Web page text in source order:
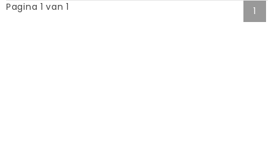
Pagina 1 van 1
1